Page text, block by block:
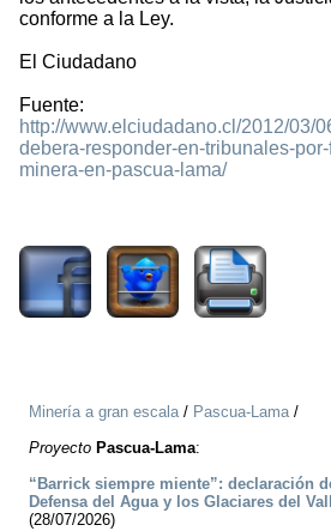
conforme a la Ley.
El Ciudadano
Fuente:
http://www.elciudadano.cl/2012/03/
debera-responder-en-tribunales-
minera-en-pascua-lama/
Minería a gran escala/ Pascua-Lama/
Proyecto Pascua-Lama:
“Barrick siempre miente”: declaración
Defensa del Agua y los Glaciares del
(28/07/2026)